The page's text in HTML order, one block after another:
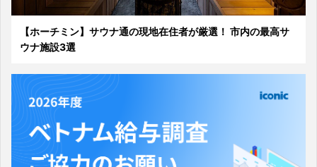
【ホーチミン】サウナ通の現地在住者が厳選！ 市内の最高サ
ウナ施設3選